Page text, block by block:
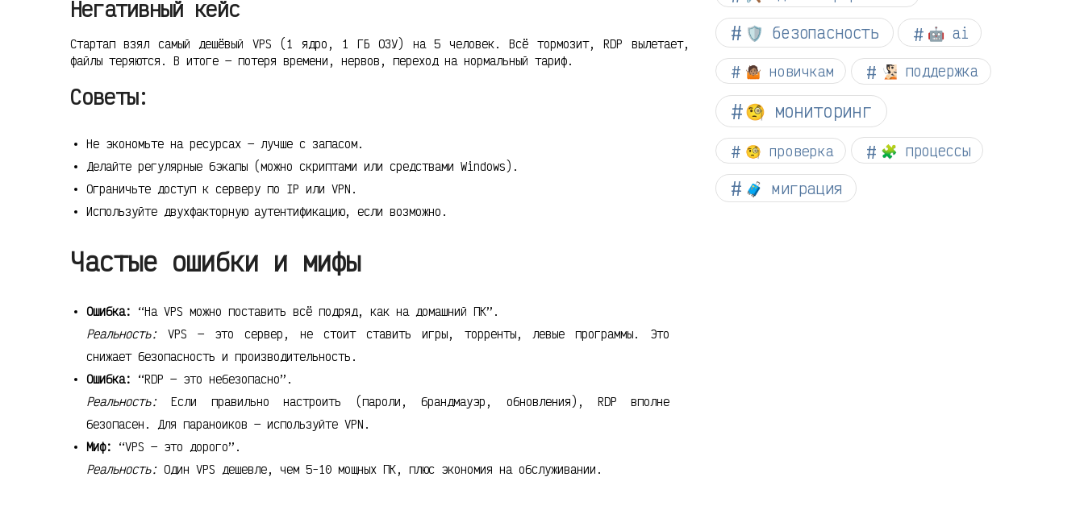
Негативный кейс
Стартап взял самый дешёвый VPS (1 ядро, 1 ГБ ОЗУ) на 5 человек. Всё тормозит, RDP вылетает,
файлы теряются. В итоге — потеря времени, нервов, переход на нормальный тариф.
Советы:
Не экономьте на ресурсах — лучше с запасом.
Делайте регулярные бэкапы (можно скриптами или средствами Windows).
Ограничьте доступ к серверу по IP или VPN.
Используйте двухфакторную аутентификацию, если возможно.
Частые ошибки и мифы
Ошибка: “На VPS можно поставить всё подряд, как на домашний ПК”.
Реальность: VPS — это сервер, не стоит ставить игры, торренты, левые программы. Это
снижает безопасность и производительность.
Ошибка: “RDP — это небезопасно”.
Реальность: Если правильно настроить (пароли, брандмауэр, обновления), RDP вполне
безопасен. Для параноиков — используйте VPN.
Миф: “VPS — это дорого”.
Реальность: Один VPS дешевле, чем 5-10 мощных ПК, плюс экономия на обслуживании.
🛡️ безопасность 🤖 ai
🤷🏽 новичкам 🧏🏻 поддержка
🧐 мониторинг
🧐 проверка 🧩 процессы
🧳 миграция